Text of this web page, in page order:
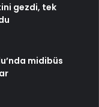
gezdi, tek
midibüs